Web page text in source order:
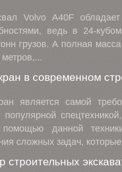
Volvo A40F
ведь в 24-
грузов. А полная
в современном
является самой
популярной
данной
сложных задач,
строительных